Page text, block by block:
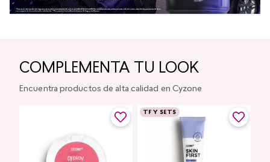
COMPLEMENTA TU LOOK
Encuentra productos de alta calidad en Cyzone
TF Y SETS